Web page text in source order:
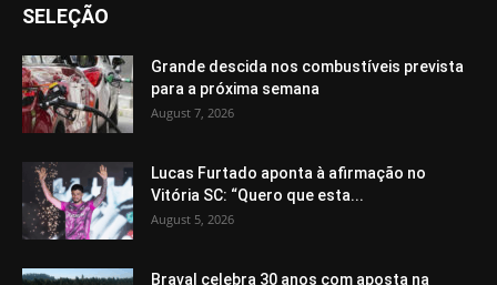
SELEÇÃO
Grande descida nos combustíveis prevista
para a próxima semana
August 7, 2026
Lucas Furtado aponta à afirmação no
Vitória SC: “Quero que esta...
August 5, 2026
Braval celebra 30 anos com aposta na